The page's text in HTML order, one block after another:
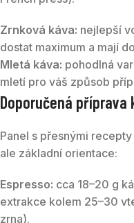
Zrnková káva: nejlepší
dostat maximum a mají
Mletá káva: pohodlná
mletí pro váš způsob
Doporučená příprava
Panel s přesnými
ale základní orientace:
Espresso: cca 18–20 g
extrakce kolem 25–30
zrna).